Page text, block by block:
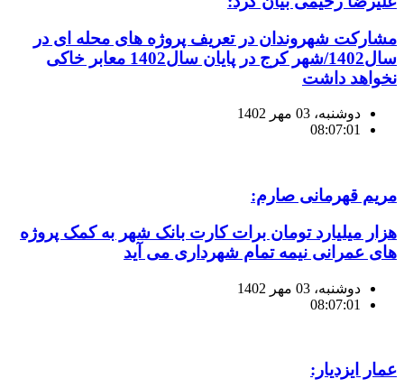
مشارکت شهروندان در تعریف پروژه های محله ای در
سال1402/شهر کرج در پایان سال1402 معابر خاکی
نخواهد داشت
دوشنبه، 03 مهر 1402
08:07:01
مریم قهرمانی صارم:
هزار میلیارد تومان برات کارت بانک شهر به کمک پروژه
های عمرانی نیمه تمام شهرداری می آید
دوشنبه، 03 مهر 1402
08:07:01
عمار ایزدیار: